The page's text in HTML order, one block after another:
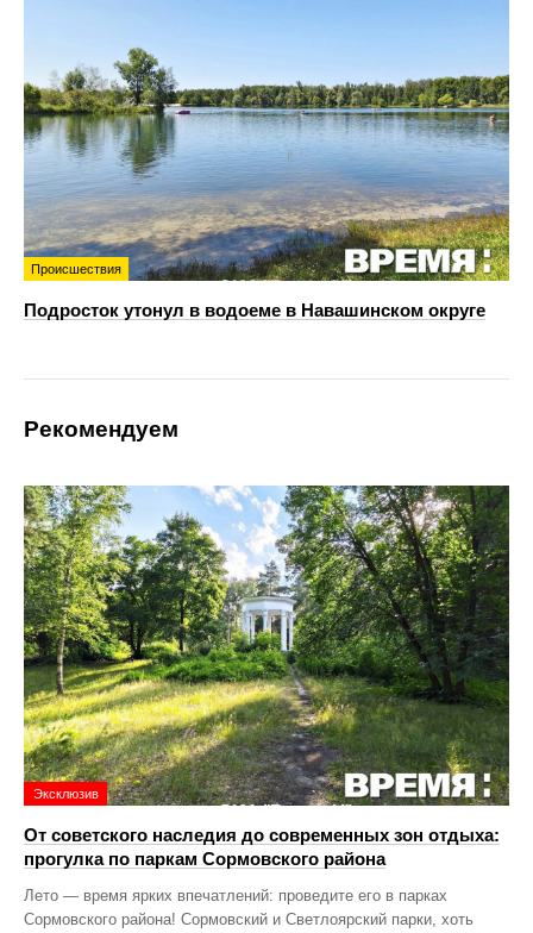
Происшествия
Подросток утонул в водоеме в Навашинском округе
Рекомендуем
Эксклюзив
От советского наследия до современных зон отдыха:
прогулка по паркам Сормовского района
Лето — время ярких впечатлений: проведите его в парках
Сормовского района! Сормовский и Светлоярский парки, хоть